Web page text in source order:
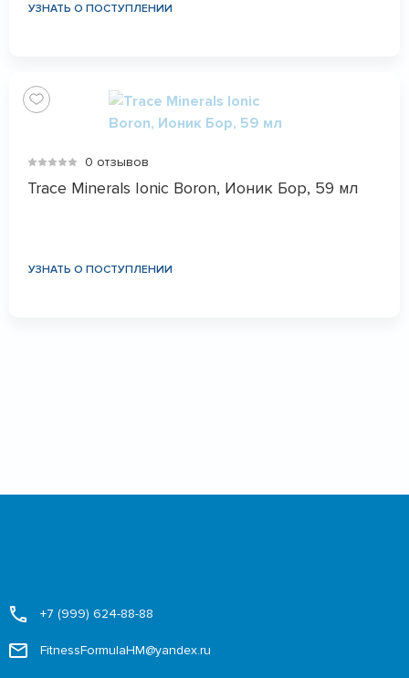
УЗНАТЬ О ПОСТУПЛЕНИИ
0 отзывов
Trace Minerals Ionic Boron, Ионик Бор, 59 мл
УЗНАТЬ О ПОСТУПЛЕНИИ
+7 (999) 624-88-88
FitnessFormulaHM@yandex.ru